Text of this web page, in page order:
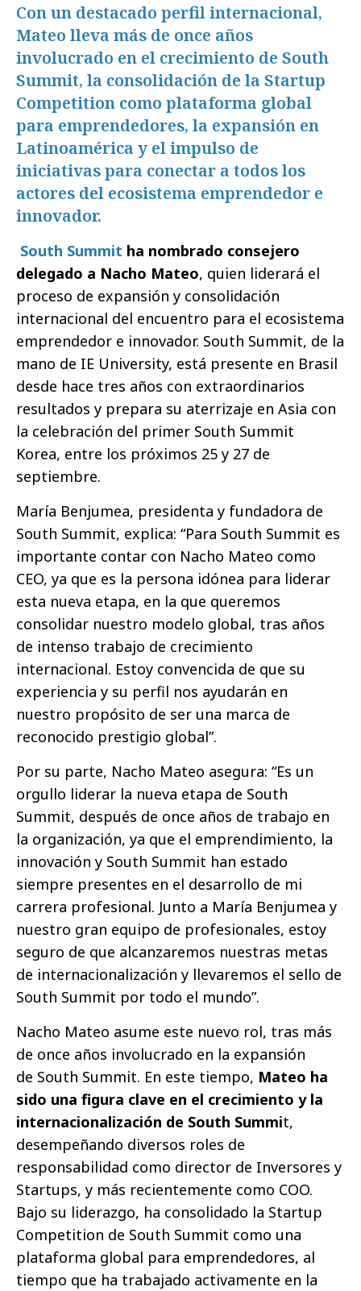
Con un destacado perfil internacional,
Mateo lleva más de once años
involucrado en el crecimiento de South
Summit, la consolidación de la Startup
Competition como plataforma global
para emprendedores, la expansión en
Latinoamérica y el impulso de
iniciativas para conectar a todos los
actores del ecosistema emprendedor e
innovador.
South Summit ha nombrado consejero
delegado a Nacho Mateo, quien liderará el
proceso de expansión y consolidación
internacional del encuentro para el ecosistema
emprendedor e innovador. South Summit, de la
mano de IE University, está presente en Brasil
desde hace tres años con extraordinarios
resultados y prepara su aterrizaje en Asia con
la celebración del primer South Summit
Korea, entre los próximos 25 y 27 de
septiembre.
María Benjumea, presidenta y fundadora de
South Summit, explica: “Para South Summit es
importante contar con Nacho Mateo como
CEO, ya que es la persona idónea para liderar
esta nueva etapa, en la que queremos
consolidar nuestro modelo global, tras años
de intenso trabajo de crecimiento
internacional. Estoy convencida de que su
experiencia y su perfil nos ayudarán en
nuestro propósito de ser una marca de
reconocido prestigio global”.
Por su parte, Nacho Mateo asegura: “Es un
orgullo liderar la nueva etapa de South
Summit, después de once años de trabajo en
la organización, ya que el emprendimiento, la
innovación y South Summit han estado
siempre presentes en el desarrollo de mi
carrera profesional. Junto a María Benjumea y
nuestro gran equipo de profesionales, estoy
seguro de que alcanzaremos nuestras metas
de internacionalización y llevaremos el sello de
South Summit por todo el mundo”.
Nacho Mateo asume este nuevo rol, tras más
de once años involucrado en la expansión
de South Summit. En este tiempo, Mateo ha
sido una figura clave en el crecimiento y la
internacionalización de South Summit,
desempeñando diversos roles de
responsabilidad como director de Inversores y
Startups, y más recientemente como COO.
Bajo su liderazgo, ha consolidado la Startup
Competition de South Summit como una
plataforma global para emprendedores, al
tiempo que ha trabajado activamente en la